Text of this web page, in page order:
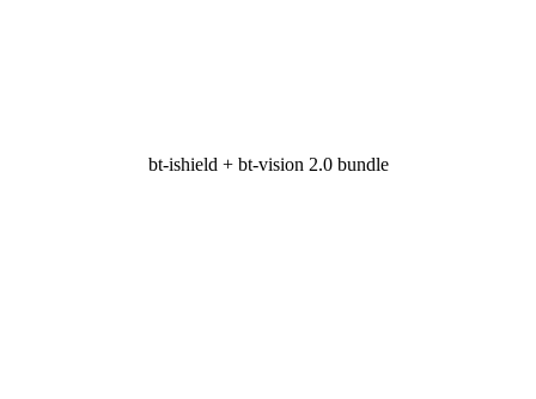
bt-ishield + bt-vision 2.0 bundle